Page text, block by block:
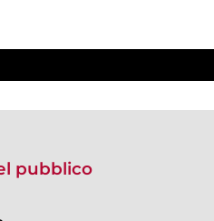
pubblico